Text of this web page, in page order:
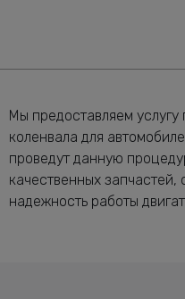
Мы предоставляем
коленвала для
проведут данную
качественных запчастей,
надежность работы